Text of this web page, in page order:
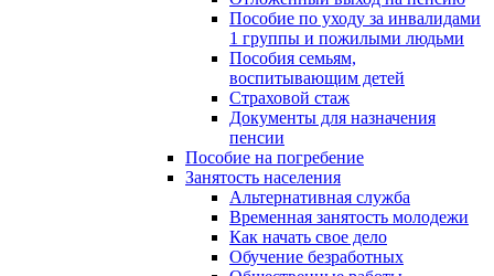
Пособие по уходу за инвалидами
1 группы и пожилыми людьми
Пособия семьям,
воспитывающим детей
Страховой стаж
Документы для назначения
пенсии
Пособие на погребение
Занятость населения
Альтернативная служба
Временная занятость молодежи
Как начать свое дело
Обучение безработных